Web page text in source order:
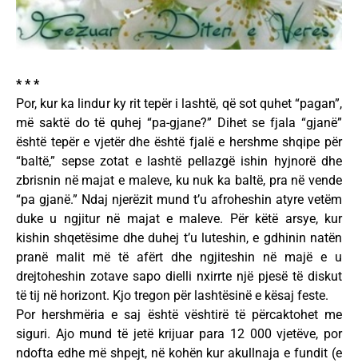
* * *
Por, kur ka lindur ky rit tepër i lashtë, që sot quhet “pagan”,
më saktë do të quhej “pa-gjane?” Dihet se fjala “gjanë”
është tepër e vjetër dhe është fjalë e hershme shqipe për
“baltë,” sepse zotat e lashtë pellazgë ishin hyjnorë dhe
zbrisnin në majat e maleve, ku nuk ka baltë, pra në vende
“pa gjanë.” Ndaj njerëzit mund t’u afroheshin atyre vetëm
duke u ngjitur në majat e maleve. Për këtë arsye, kur
kishin shqetësime dhe duhej t’u luteshin, e gdhinin natën
pranë malit më të afërt dhe ngjiteshin në majë e u
drejtoheshin zotave sapo dielli nxirrte një pjesë të diskut
të tij në horizont. Kjo tregon për lashtësinë e kësaj feste.
Por hershmëria e saj është vështirë të përcaktohet me
siguri. Ajo mund të jetë krijuar para 12 000 vjetëve, por
ndofta edhe më shpejt, në kohën kur akullnaja e fundit (e